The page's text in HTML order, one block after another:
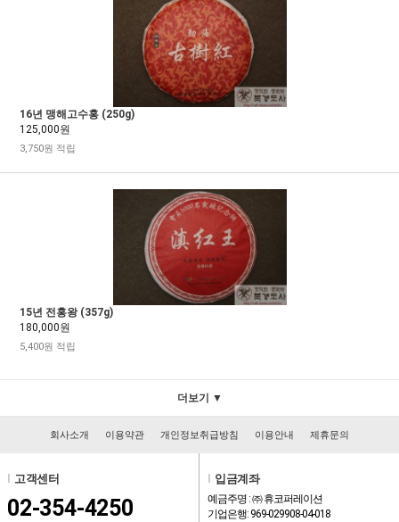
16년 맹해고수홍 (250g)
125,000원
3,750원 적립
15년 전홍왕 (357g)
180,000원
5,400원 적립
더보기 ▼
회사소개 이용약관 개인정보취급방침 이용안내 제휴문의
고객센터
02-354-4250
입금계좌
예금주명 : ㈜ 휴코퍼레이션
기업은행: 969-029908-04-018